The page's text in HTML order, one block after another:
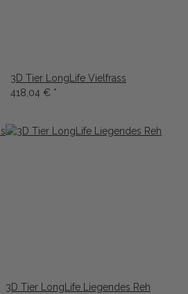
3D Tier LongLife Vielfrass
418,04 € *
3D Tier LongLife Liegendes Reh